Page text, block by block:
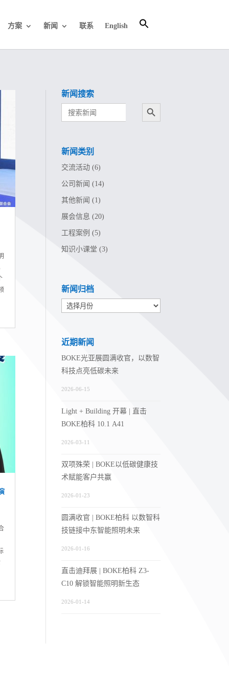
方案 新闻 联系 English
新闻搜索
Search
for:
搜索按钮
新闻类别
交流活动 (6)
公司新闻 (14)
其他新闻 (1)
展会信息 (20)
工程案例 (5)
知识小课堂 (3)
新闻归档
新
档
近期新闻
BOKE光亚展圆满收官，以数智
科技点亮低碳未来
2026-06-15
Light + Building 开幕 | 直击
BOKE柏科 10.1 A41
2026-03-11
双项殊荣 | BOKE以低碳健康技
术赋能客户共赢
2026-01-23
圆满收官 | BOKE柏科 以数智科
技链接中东智能照明未来
2026-01-16
直击迪拜展 | BOKE柏科 Z3-
C10 解锁智能照明新生态
2026-01-14